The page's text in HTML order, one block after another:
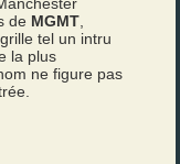
de MGMT
tel un intru
la plus
ne figure pas